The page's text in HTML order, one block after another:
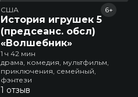
США
История игрушек 5
(предсеанс. обсл)
«Волшебник»
6+
1 ч 42 мин
драма, комедия, мультфильм,
приключения, семейный,
фэнтези
1 отзыв